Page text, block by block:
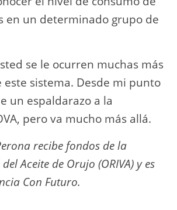
en un determinado grupo de
se le ocurren muchas más
este sistema. Desde mi punto
un espaldarazo a la
pero va mucho más allá.
recibe fondos de la
Aceite de Orujo (ORIVA) y es
Con Futuro.